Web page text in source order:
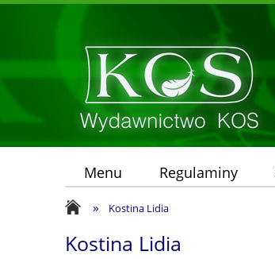
Menu Regulaminy
» Kostina Lidia
Kostina Lidia